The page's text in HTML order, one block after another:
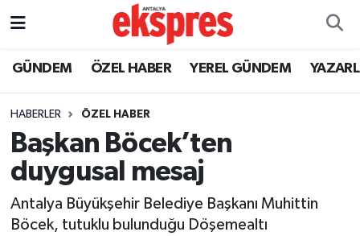
GÜNDEM ÖZEL HABER YEREL GÜNDEM
HABERLER ÖZEL HABER
Başkan Böcek’ten
duygusal mesaj
Antalya Büyükşehir Belediye Başkanı Muhittin
Böcek, tutuklu bulunduğu Döşemealtı
ÖZEL HABER
YEREL GÜNDEM
EKONOMİ
KÜLTÜR - SANAT
Nöbetçi Eczaneler
Trafik Durumu
Süper Lig Puan Durumu ve Fikstür
Tüm Manşetler